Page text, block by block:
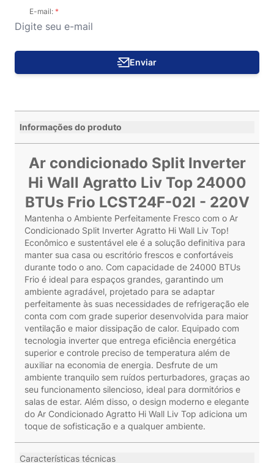
E-mail:
Enviar
Informações do produto
Ar condicionado Split Inverter
Hi Wall Agratto Liv Top 24000
BTUs Frio LCST24F-02I - 220V
Mantenha o Ambiente Perfeitamente Fresco com o Ar
Condicionado Split Inverter Agratto Hi Wall Liv Top!
Econômico e sustentável ele é a solução definitiva para
manter sua casa ou escritório frescos e confortáveis
durante todo o ano. Com capacidade de 24000 BTUs
Frio é ideal para espaços grandes, garantindo um
ambiente agradável, projetado para se adaptar
perfeitamente às suas necessidades de refrigeração ele
conta com com grade superior desenvolvida para maior
ventilação e maior dissipação de calor. Equipado com
tecnologia inverter que entrega eficiência energética
superior e controle preciso de temperatura além de
auxiliar na economia de energia. Desfrute de um
ambiente tranquilo sem ruídos perturbadores, graças ao
seu funcionamento silencioso, ideal para dormitórios e
salas de estar. Além disso, o design moderno e elegante
do Ar Condicionado Agratto Hi Wall Liv Top adiciona um
toque de sofisticação e a qualquer ambiente.
Características técnicas